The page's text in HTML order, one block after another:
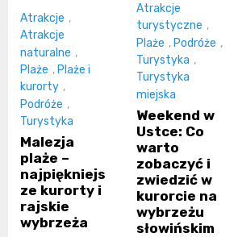
Atrakcje ,
Atrakcje
naturalne ,
Plaże , Plaże i
kurorty ,
Podróże ,
Turystyka
Malezja
plaże –
najpiękniejs
ze kurorty i
rajskie
wybrzeża
Atrakcje
turystyczne ,
Plaże , Podróże ,
Turystyka ,
Turystyka
miejska
Weekend w
Ustce: Co
warto
zobaczyć i
zwiedzić w
kurorcie na
wybrzeżu
słowińskim